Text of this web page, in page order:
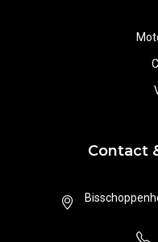
Contact